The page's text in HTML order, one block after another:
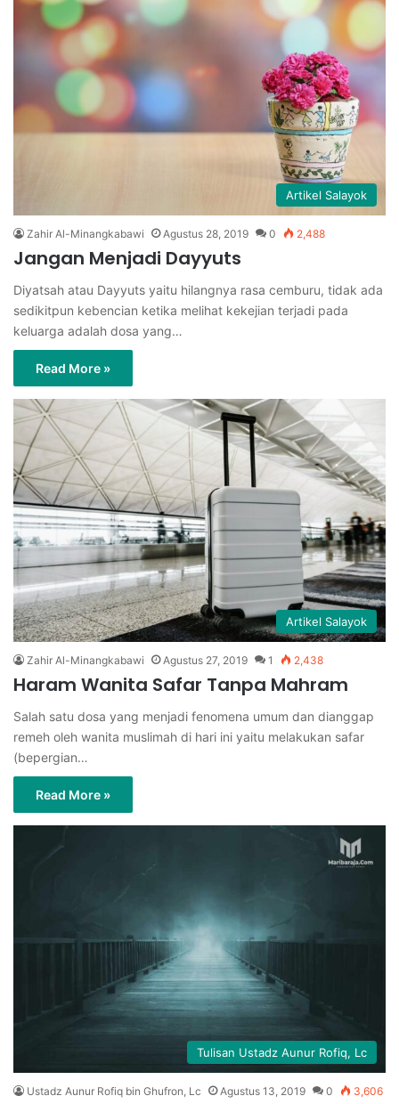
Artikel Salayok
Zahir Al-Minangkabawi Agustus 28, 2019 0 2,488
Jangan Menjadi Dayyuts
Diyatsah atau Dayyuts yaitu hilangnya rasa cemburu, tidak ada
sedikitpun kebencian ketika melihat kekejian terjadi pada
keluarga adalah dosa yang…
Read More »
Artikel Salayok
Zahir Al-Minangkabawi Agustus 27, 2019 1 2,438
Haram Wanita Safar Tanpa Mahram
Salah satu dosa yang menjadi fenomena umum dan dianggap
remeh oleh wanita muslimah di hari ini yaitu melakukan safar
(bepergian…
Read More »
Tulisan Ustadz Aunur Rofiq, Lc
Ustadz Aunur Rofiq bin Ghufron, Lc Agustus 13, 2019 0 3,606